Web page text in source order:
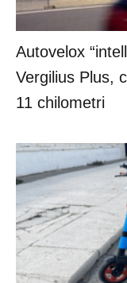
Autovelox
Vergilius Plus,
11 chilometri